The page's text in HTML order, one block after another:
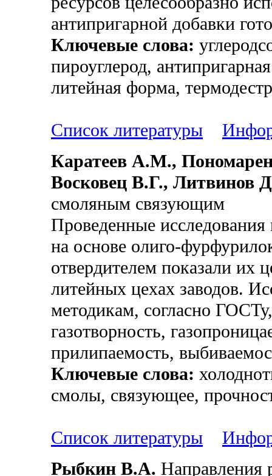
антипригарной добавки
Ключевые слова:
пироуглерод,
литейная форма,
Список литературы
Каратеев А.М.,
Восковец В.Г., Литвинов
смоляным связующим
Проведенные
на основе олиго-
отвердителем показали их
литейных цехах заводов.
методикам, согласно
газотворность,
прилипаемость,
Ключевые слова:
смолы, связующее,
Список литературы
Рыбкин В.А. Направления